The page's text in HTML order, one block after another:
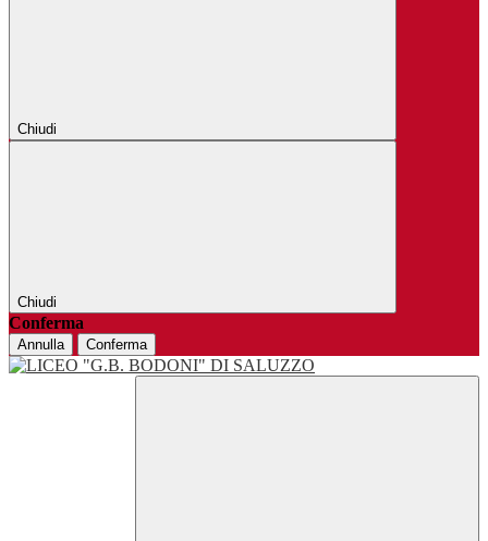
Chiudi
Chiudi
Conferma
Annulla Conferma